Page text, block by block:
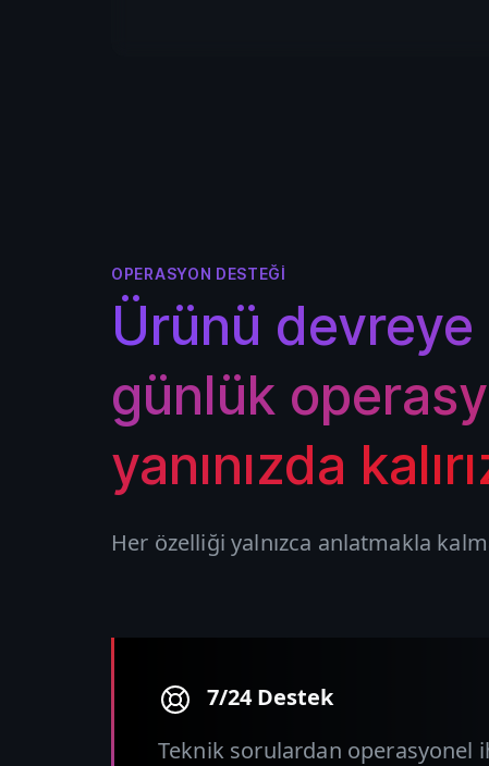
OPERASYON DESTEĞI
Ürünü
günlük
yanınızda
Her özelliği yalnızca anlatmakla
7/24 Destek
Teknik sorulardan operasyonel